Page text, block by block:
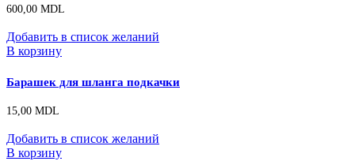
600,00 MDL
Добавить в список желаний
В корзину
Барашек для шланга подкачки
15,00 MDL
Добавить в список желаний
В корзину